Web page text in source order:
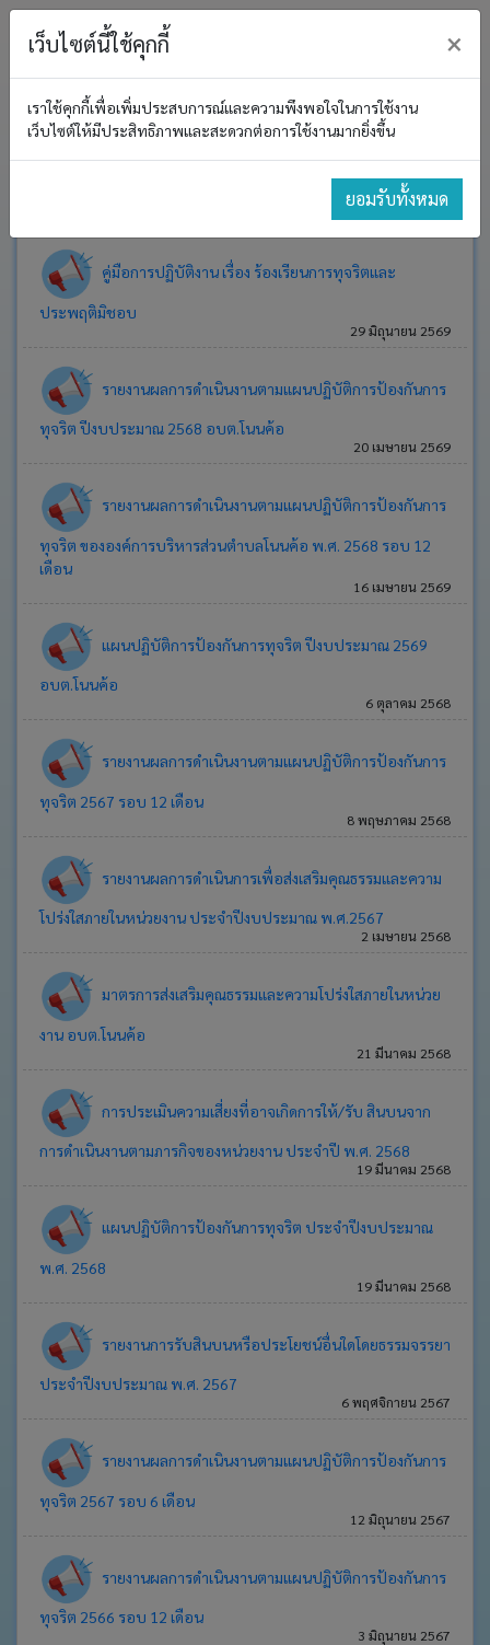
คู่มือการปฏิบัติงาน เรื่อง ร้องเรียนการทุจริตและ
ประพฤติมิชอบ
29 มิถุนายน 2569
รายงานผลการดำเนินงานตามแผนปฏิบัติการป้องกันการ
ทุจริต ปีงบประมาณ 2568 อบต.โนนค้อ
20 เมษายน 2569
รายงานผลการดำเนินงานตามแผนปฏิบัติการป้องกันการ
ทุจริต ขององค์การบริหารส่วนตำบลโนนค้อ พ.ศ. 2568 รอบ 12
เดือน
16 เมษายน 2569
แผนปฏิบัติการป้องกันการทุจริต ปีงบประมาณ 2569
อบต.โนนค้อ
6 ตุลาคม 2568
รายงานผลการดำเนินงานตามแผนปฏิบัติการป้องกันการ
ทุจริต 2567 รอบ 12 เดือน
8 พฤษภาคม 2568
รายงานผลการดำเนินการเพื่อส่งเสริมคุณธรรมและความ
โปร่งใสภายในหน่วยงาน ประจำปีงบประมาณ พ.ศ.2567
2 เมษายน 2568
มาตรการส่งเสริมคุณธรรมและความโปร่งใสภายในหน่วย
งาน อบต.โนนค้อ
21 มีนาคม 2568
การประเมินความเสี่ยงที่อาจเกิดการให้/รับ สินบนจาก
การดำเนินงานตามภารกิจของหน่วยงาน ประจำปี พ.ศ. 2568
19 มีนาคม 2568
แผนปฏิบัติการป้องกันการทุจริต ประจำปีงบประมาณ
พ.ศ. 2568
19 มีนาคม 2568
รายงานการรับสินบนหรือประโยชน์อื่นใดโดยธรรมจรรยา
ประจำปีงบประมาณ พ.ศ. 2567
6 พฤศจิกายน 2567
รายงานผลการดำเนินงานตามแผนปฏิบัติการป้องกันการ
ทุจริต 2567 รอบ 6 เดือน
12 มิถุนายน 2567
รายงานผลการดำเนินงานตามแผนปฏิบัติการป้องกันการ
ทุจริต 2566 รอบ 12 เดือน
3 มิถุนายน 2567
หน้า
หลัก
ประกาศ
งาน
บริหาร
พัฒนา
ทรัพยากร
บุคคล
หน้าที่
ช่อง
ทางการ
ติดต่อ
Service
การ
แสดง
คิด
เห็น
ของ
ประชาชน
ที่
เกี่ยวข้อง
ข่าว
ซื้อ
จัด
จ้าง
ประชาสัมพันธ์
ส่วน
ราชการ
งาน
กิจการ
สภา
ทั่วไป
คลัง
กิจกรรม
เว็บ
Login
เว็บไซต์นี้ใช้คุกกี้ ×
เราใช้คุกกี้เพื่อเพิ่มประสบการณ์และความพึงพอใจในการใช้งาน
เว็บไซต์ให้มีประสิทธิภาพและสะดวกต่อการใช้งานมากยิ่งขึ้น
ยอมรับทั้งหมด